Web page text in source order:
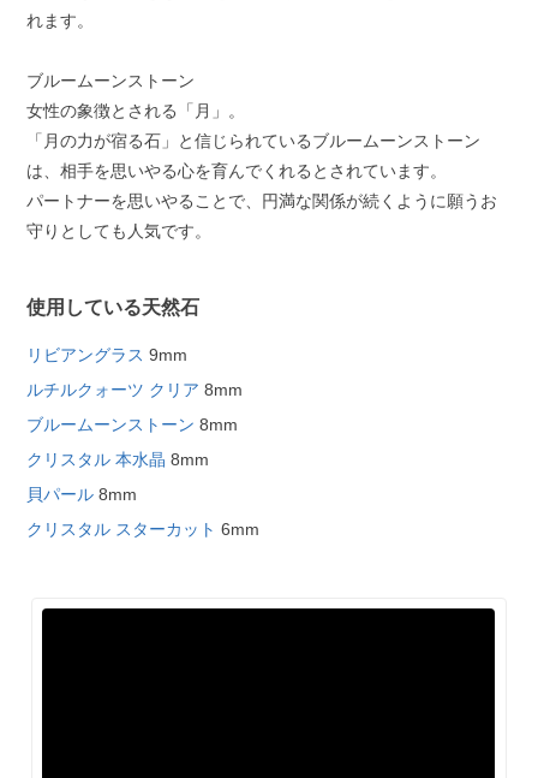
れます。
ブルームーンストーン
女性の象徴とされる「月」。
「月の力が宿る石」と信じられているブルームーンストーン
は、相手を思いやる心を育んでくれるとされています。
パートナーを思いやることで、円満な関係が続くように願うお
守りとしても人気です。
使用している天然石
リビアングラス 9mm
ルチルクォーツ クリア 8mm
ブルームーンストーン 8mm
クリスタル 本水晶 8mm
貝パール 8mm
クリスタル スターカット 6mm